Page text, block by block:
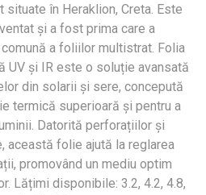
în Heraklion, Creta. Este
și a fost prima care a
a foliilor multistrat. Folia
UV și IR este o soluție avansată
din solarii și sere, concepută
termică superioară și pentru a
Datorită perforațiilor și
această folie ajută la reglarea
promovând un mediu optim
Lățimi disponibile: 3.2, 4.2, 4.8,